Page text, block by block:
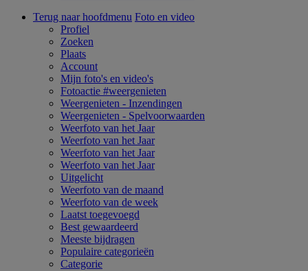
Terug naar hoofdmenu Foto en video
Profiel
Zoeken
Plaats
Account
Mijn foto's en video's
Fotoactie #weergenieten
Weergenieten - Inzendingen
Weergenieten - Spelvoorwaarden
Weerfoto van het Jaar
Weerfoto van het Jaar
Weerfoto van het Jaar
Weerfoto van het Jaar
Uitgelicht
Weerfoto van de maand
Weerfoto van de week
Laatst toegevoegd
Best gewaardeerd
Meeste bijdragen
Populaire categorieën
Categorie